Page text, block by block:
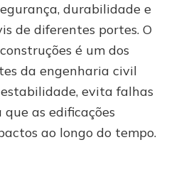
um
reforço
metálico
para
construções
civis
durabilidade e
de diferentes portes. O
é um dos
da engenharia civil
evita falhas
as edificações
ao longo do tempo.